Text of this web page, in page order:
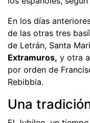
En los días
de las otras tres
de Letrán, Santa
Extramuros, y otra
por orden de
Rebibbia.
Una